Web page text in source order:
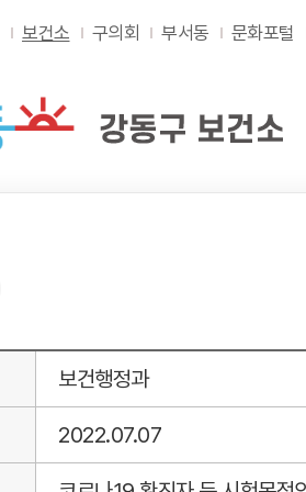
보건소 구의회 부서동 문화포털
보건행정과
2022.07.07